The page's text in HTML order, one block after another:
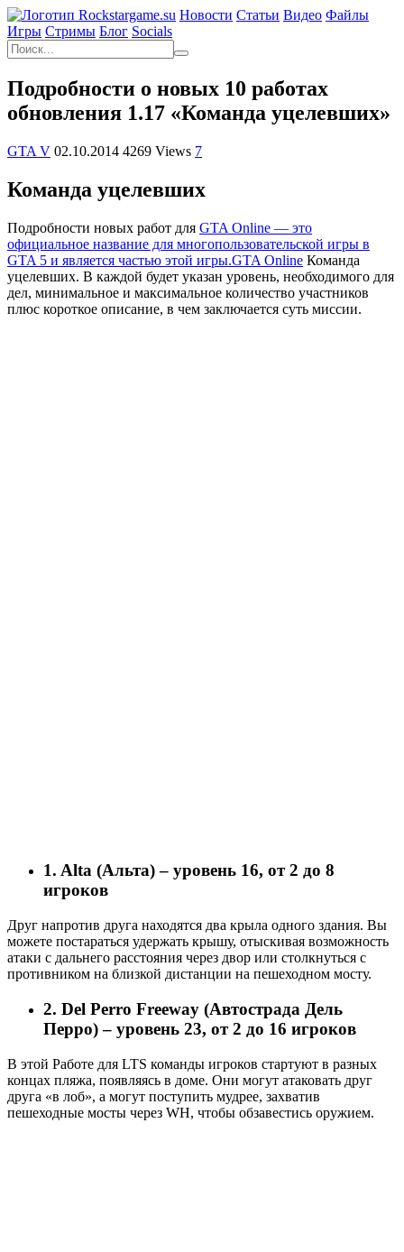
Новости Статьи Видео Файлы
Игры Cтримы Блог Socials
Подробности о новых 10 работах
обновления 1.17 «Команда уцелевших»
GTA V 02.10.2014 4269 Views 7
Команда уцелевших
Подробности новых работ для GTA Online — это
официальное название для многопользовательской игры в
GTA 5 и является частью этой игры.GTA Online Команда
уцелевших. В каждой будет указан уровень, необходимого для
дел, минимальное и максимальное количество участников
плюс короткое описание, в чем заключается суть миссии.
1. Alta (Альта) – уровень 16, от 2 до 8
игроков
Друг напротив друга находятся два крыла одного здания. Вы
можете постараться удержать крышу, отыскивая возможность
атаки с дальнего расстояния через двор или столкнуться с
противником на близкой дистанции на пешеходном мосту.
2. Del Perro Freeway (Автострада Дель
Перро) – уровень 23, от 2 до 16 игроков
В этой Работе для LTS команды игроков стартуют в разных
концах пляжа, появляясь в доме. Они могут атаковать друг
друга «в лоб», а могут поступить мудрее, захватив
пешеходные мосты через WH, чтобы обзавестись оружием.